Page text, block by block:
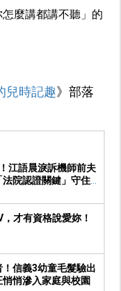
麼講都講不聽」的
兒時記趣》部落
江語晨淚訴機師前夫
法院認證關鍵」守住
才有資格說愛妳！
信義3幼童毛髮驗出
悄滲入家庭與校園